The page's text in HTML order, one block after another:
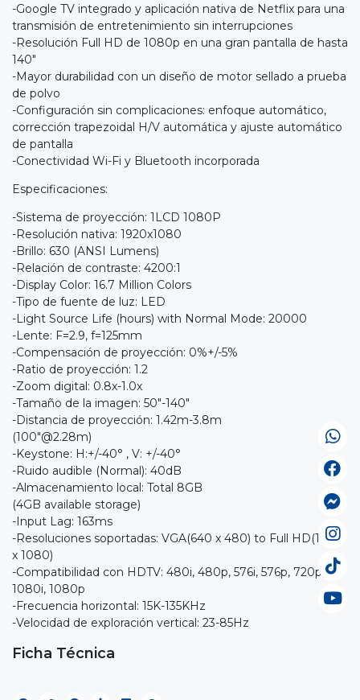
-Google TV integrado y aplicación nativa de Netflix para una
transmisión de entretenimiento sin interrupciones
-Resolución Full HD de 1080p en una gran pantalla de hasta
140"
-Mayor durabilidad con un diseño de motor sellado a prueba
de polvo
-Configuración sin complicaciones: enfoque automático,
corrección trapezoidal H/V automática y ajuste automático
de pantalla
-Conectividad Wi-Fi y Bluetooth incorporada
Especificaciones:
-Sistema de proyección: 1LCD 1080P
-Resolución nativa: 1920x1080
-Brillo: 630 (ANSI Lumens)
-Relación de contraste: 4200:1
-Display Color: 16.7 Million Colors
-Tipo de fuente de luz: LED
-Light Source Life (hours) with Normal Mode: 20000
-Lente: F=2.9, f=125mm
-Compensación de proyección: 0%+/-5%
-Ratio de proyección: 1.2
-Zoom digital: 0.8x-1.0x
-Tamaño de la imagen: 50"-140"
-Distancia de proyección: 1.42m-3.8m
(100"@2.28m)
-Keystone: H:+/-40° , V: +/-40°
-Ruido audible (Normal): 40dB
-Almacenamiento local: Total 8GB
(4GB available storage)
-Input Lag: 163ms
-Resoluciones soportadas: VGA(640 x 480) to Full HD(1920
x 1080)
-Compatibilidad con HDTV: 480i, 480p, 576i, 576p, 720p,
1080i, 1080p
-Frecuencia horizontal: 15K-135KHz
-Velocidad de exploración vertical: 23-85Hz
Ficha Técnica